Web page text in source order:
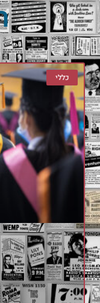
כללי